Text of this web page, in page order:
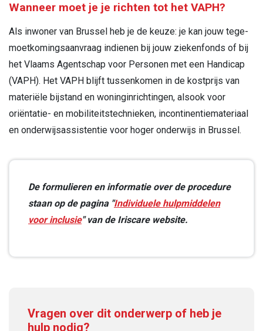
Wanneer moet je je richten tot het VAPH?
Als inwoner van Brussel heb je de keuze: je kan jouw tege­
moetkomingsaanvraag indienen bij jouw ziekenfonds of bij
het Vlaams Agentschap voor Personen met een Handicap
(VAPH). Het VAPH blijft tussenkomen in de kostprijs van
materiële bijstand en woninginrichtingen, alsook voor
oriëntatie- en mobiliteitstechnieken, incontinentiemateri­aal
en onderwijsassistentie voor hoger onderwijs in Brussel.
De formulieren en informatie over de procedure
staan op de pagina "Individuele hulpmiddelen
voor inclusie" van de Iriscare website.
Vragen over dit onderwerp of heb je
hulp nodig?